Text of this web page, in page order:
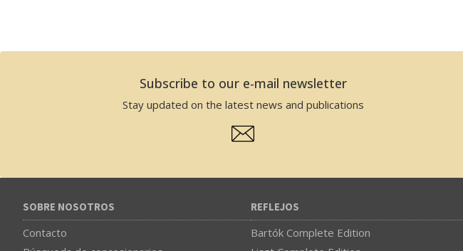
Subscribe to our e-mail newsletter
Stay updated on the latest news and publications
SOBRE NOSOTROS
Contacto
REFLEJOS
Bartók Complete Edition